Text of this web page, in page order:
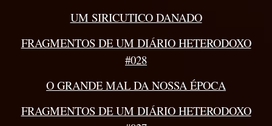
UM SIRICUTICO DANADO
FRAGMENTOS DE UM DIÁRIO HETERODOXO
#028
O GRANDE MAL DA NOSSA ÉPOCA
FRAGMENTOS DE UM DIÁRIO HETERODOXO